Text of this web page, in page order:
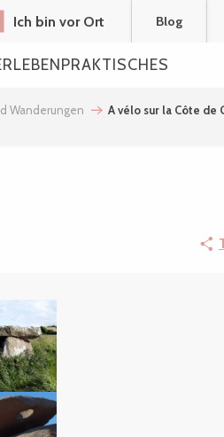
Ich bin vor Ort Blog
PRAKTISCHES
Wanderungen A vélo sur la Côte de